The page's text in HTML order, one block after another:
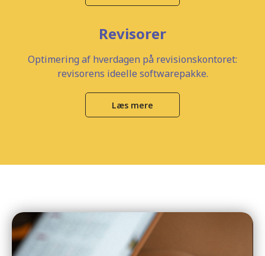
Revisorer
Optimering af hverdagen på revisionskontoret:
revisorens ideelle softwarepakke.
Læs mere